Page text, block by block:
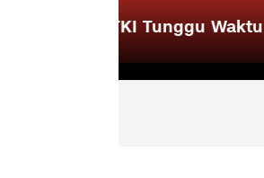
Keluarga TKI
Jokowi